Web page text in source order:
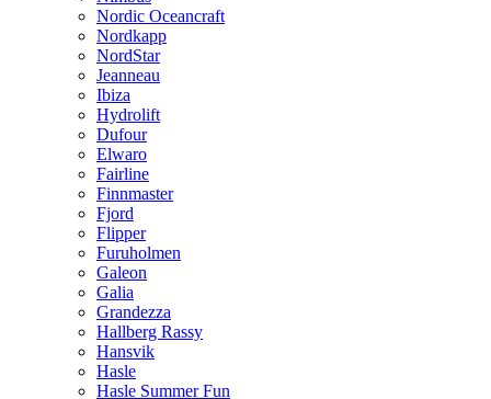
Nordic Oceancraft
Nordkapp
NordStar
Jeanneau
Ibiza
Hydrolift
Dufour
Elwaro
Fairline
Finnmaster
Fjord
Flipper
Furuholmen
Galeon
Galia
Grandezza
Hallberg Rassy
Hansvik
Hasle
Hasle Summer Fun